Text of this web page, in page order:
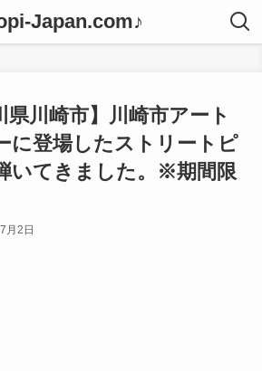
Japan.com♪
県川崎市】川崎市アート
に登場したストリートピ
いてきました。※期間限
月2日